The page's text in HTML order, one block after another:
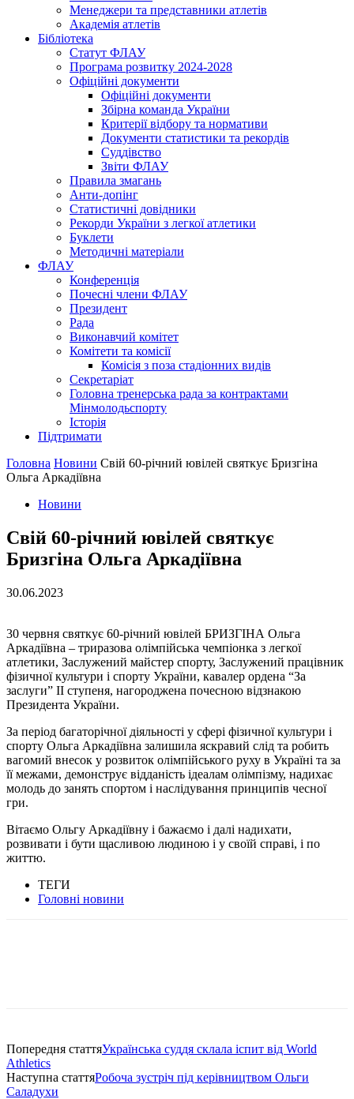
Менеджери та представники атлетів
Академія атлетів
Бібліотека
Статут ФЛАУ
Програма розвитку 2024-2028
Офіційні документи
Офіційні документи
Збірна команда України
Критерії відбору та нормативи
Документи статистики та рекордів
Суддівство
Звіти ФЛАУ
Правила змагань
Анти-допінг
Статистичні довідники
Рекорди України з легкої атлетики
Буклети
Методичні матеріали
ФЛАУ
Конференція
Почесні члени ФЛАУ
Президент
Рада
Виконавчий комітет
Комітети та комісії
Комісія з поза стадіонних видів
Секретаріат
Головна тренерська рада за контрактами
Мінмолодьспорту
Історія
Підтримати
Головна Новини Свій 60-річний ювілей святкує Бризгіна
Ольга Аркадіївна
Новини
Свій 60-річний ювілей святкує
Бризгіна Ольга Аркадіївна
30.06.2023
30 червня святкує 60-річний ювілей БРИЗГІНА Ольга
Аркадіївна – триразова олімпійська чемпіонка з легкої
атлетики, Заслужений майстер спорту, Заслужений працівник
фізичної культури і спорту України, кавалер ордена “За
заслуги” ІІ ступеня, нагороджена почесною відзнакою
Президента України.
За період багаторічної діяльності у сфері фізичної культури і
спорту Ольга Аркадіївна залишила яскравий слід та робить
вагомий внесок у розвиток олімпійського руху в Україні та за
її межами, демонструє відданість ідеалам олімпізму, надихає
молодь до занять спортом і наслідування принципів чесної
гри.
Вітаємо Ольгу Аркадіївну і бажаємо і далі надихати,
розвивати і бути щасливою людиною і у своїй справі, і по
життю.
ТЕГИ
Головні новини
Попередня статтяУкраїнська суддя склала іспит від World
Athletics
Наступна статтяРобоча зустріч під керівництвом Ольги
Саладухи